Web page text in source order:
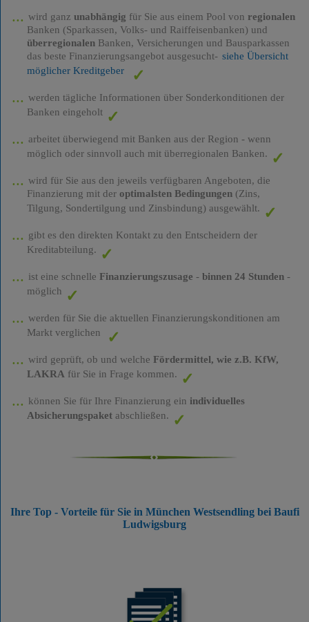
wird ganz unabhängig für Sie aus einem Pool von regionalen
Banken (Sparkassen, Volks- und Raiffeisenbanken) und
überregionalenBanken, Versicherungen und Bausparkassen
das beste Finanzierungsangebot ausgesucht- siehe Übersicht
möglicher Kreditgeber
werden tägliche Informationen über Sonderkonditionen der
Banken eingeholt
arbeitet überwiegend mit Banken aus der Region - wenn
möglich oder sinnvoll auch mit überregionalen Banken.
wird für Sie aus den jeweils verfügbaren Angeboten, die
Finanzierung mit der optimalsten Bedingungen(Zins,
Tilgung, Sondertilgung und Zinsbindung) ausgewählt.
gibt es den direkten Kontakt zu den Entscheidern der
Kreditabteilung.
ist eine schnelle Finanzierungszusage - binnen 24 Stunden-
möglich
werden für Sie die aktuellen Finanzierungskonditionen am
Markt verglichen
wird geprüft, ob und welche Fördermittel, wie z.B. KfW,
LAKRA für Sie in Frage kommen.
können Sie für Ihre Finanzierung ein individuelles
Absicherungspaketabschließen.
Ihre Top - Vorteile für Sie in München Westsendling bei Baufi
Ludwigsburg